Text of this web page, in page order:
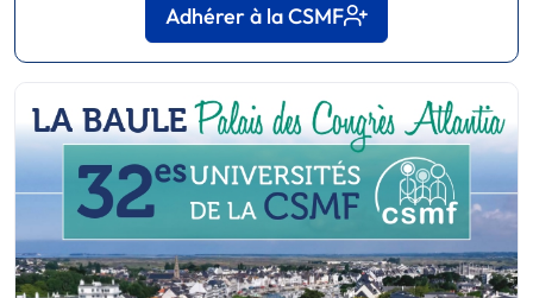
Adhérer à la CSMF